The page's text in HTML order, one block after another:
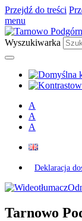
Przejdź do treści
menu
Wyszukiwarka
A
A
A
Deklaracja
Tarnowo